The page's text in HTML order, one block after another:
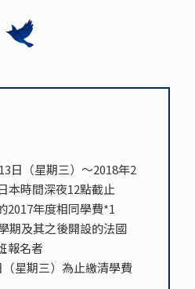
日（星期三）～2018年2
本時間深夜12點截止
2017年度相同學費*1
期及其之後開設的法國
報名者
星期三）為止繳清學費